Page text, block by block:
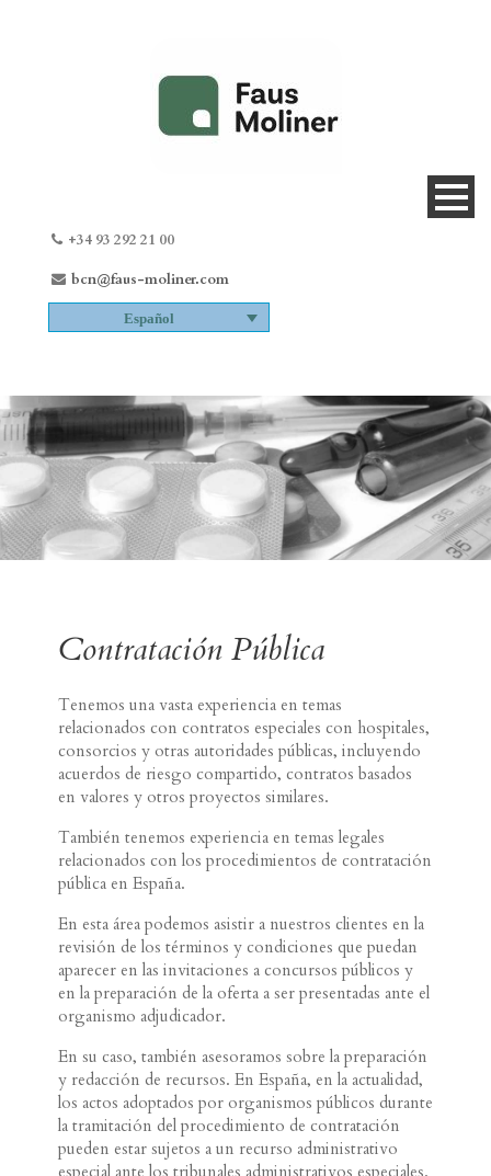
+34 93 292 21 00
bcn@faus-moliner.com
Español
Contratación Pública
Tenemos una vasta experiencia en temas
relacionados con contratos especiales con hospitales,
consorcios y otras autoridades públicas, incluyendo
acuerdos de riesgo compartido, contratos basados
en valores y otros proyectos similares.
También tenemos experiencia en temas legales
relacionados con los procedimientos de contratación
pública en España.
En esta área podemos asistir a nuestros clientes en la
revisión de los términos y condiciones que puedan
aparecer en las invitaciones a concursos públicos y
en la preparación de la oferta a ser presentadas ante el
organismo adjudicador.
En su caso, también asesoramos sobre la preparación
y redacción de recursos. En España, en la actualidad,
los actos adoptados por organismos públicos durante
la tramitación del procedimiento de contratación
pueden estar sujetos a un recurso administrativo
especial ante los tribunales administrativos especiales.